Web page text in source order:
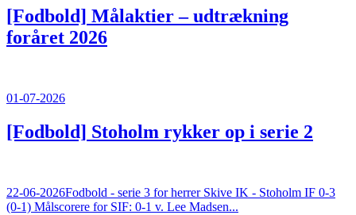
[Fodbold] Målaktier – udtrækning
foråret 2026
01-07-2026
[Fodbold] Stoholm rykker op i serie 2
22-06-2026Fodbold - serie 3 for herrer Skive IK - Stoholm IF 0-3
(0-1) Målscorere for SIF: 0-1 v. Lee Madsen...